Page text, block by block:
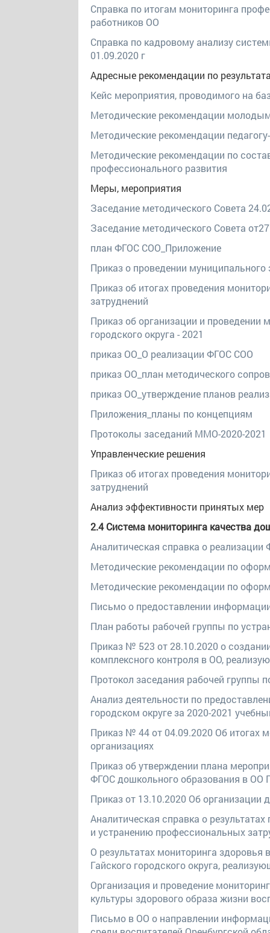
Справка по итогам мониторинга
работников ОО
Справка по кадровому анализу
01.09.2020 г
Адресные рекомендации по
Кейс мероприятия, проводимого на
Методические рекомендации
Методические рекомендации
Методические рекомендации по
профессионального развития
Меры, мероприятия
Заседание методического Совета
Заседание методического Совета
план ФГОС СОО_Приложение
Приказ о проведении
Приказ об итогах проведения
затруднений
Приказ об организации и проведении
городского округа - 2021
приказ ОО_О реализации ФГОС СОО
приказ ОО_план методического
приказ ОО_утверждение планов
Приложения_планы по концепциям
Протоколы заседаний ММО-2020-2021
Управленческие решения
Приказ об итогах проведения
затруднений
Анализ эффективности принятых мер
2.4 Система мониторинга качества
Аналитическая справка о
Методические рекомендации по
Методические рекомендации по
Письмо о предоставлении
План работы рабочей группы по
Приказ № 523 от 28.10.2020 о
комплексного контроля в ОО,
Протокол заседания рабочей группы
Анализ деятельности по
городском округе за 2020-2021
Приказ № 44 от 04.09.2020 Об итогах
организациях
Приказ об утверждении плана
ФГОС дошкольного образования в ОО
Приказ от 13.10.2020 Об организации
Аналитическая справка о
и устранению профессиональных
О результатах мониторинга
Гайского городского округа,
Организация и проведение
культуры здорового образа жизни
Письмо в ОО о направлении